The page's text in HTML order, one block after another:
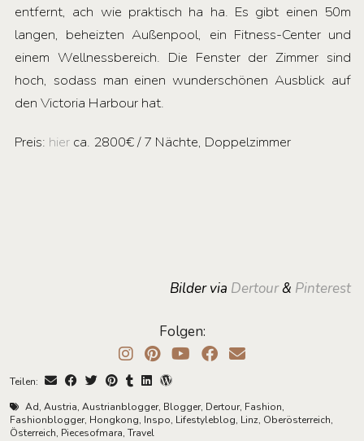
entfernt, ach wie praktisch ha ha. Es gibt einen 50m
langen, beheizten Außenpool, ein Fitness-Center und
einem Wellnessbereich. Die Fenster der Zimmer sind
hoch, sodass man einen wunderschönen Ausblick auf
den Victoria Harbour hat.
Preis: hier ca. 2800€ / 7 Nächte, Doppelzimmer
Bilder via Dertour& Pinterest
Folgen:
Teilen:
Ad, Austria, Austrianblogger, Blogger, Dertour, Fashion,
Fashionblogger, Hongkong, Inspo, Lifestyleblog, Linz, Oberösterreich,
Österreich, Piecesofmara, Travel